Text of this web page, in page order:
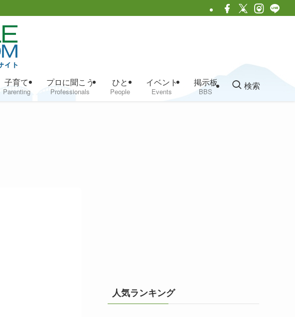
子育て
Parenting
プロに聞こう
Professionals
ひと
People
イベント
Events
掲示板
BBS
検索
人気ランキング